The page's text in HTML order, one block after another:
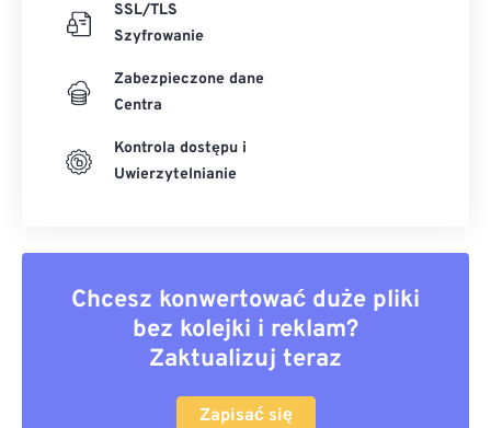
SSL/TLS
Szyfrowanie
Zabezpieczone dane
Centra
Kontrola dostępu i
Uwierzytelnianie
Chcesz konwertować duże pliki
bez kolejki i reklam?
Zaktualizuj teraz
Zapisać się